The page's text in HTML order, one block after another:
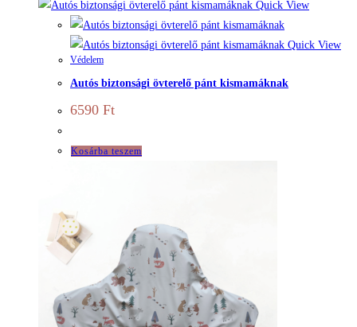
Quick View
Quick View
Védelem
Autós biztonsági övterelő pánt kismamáknak
6590 Ft
Kosárba teszem